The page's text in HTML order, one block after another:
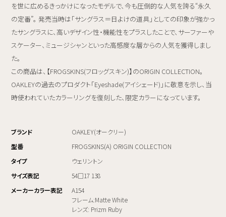
を世に広めるきっかけになったモデルで、今も圧倒的な人気を誇る“永久
の定番”。 発売当時は「サングラス＝日よけの道具」としての印象が強かっ
たサングラスに、高いデザイン性・機能性をプラスしたことで、サーファーや
スケーター、ミュージシャンといった高感度な層からの人気を獲得しまし
た。
この商品は、【FROGSKINS(フロッグスキン)】のORIGIN COLLECTION。
OAKLEYの過去のプロダクト「Eyeshade(アイシェード)」に敬意を示し、当
時使われていたカラーリングを復刻した、限定カラーになっています。
ブランド
OAKLEY(オークリー)
型番
FROGSKINS(A) ORIGIN COLLECTION
タイプ
ウェリントン
サイズ表記
54□17 138
メーカーカラー表記
A154
フレーム:Matte White
レンズ: Prizm Ruby